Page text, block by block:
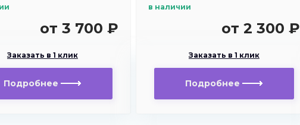
от 3 700 ₽
Заказать в 1 клик
Подробнее
в наличии
от 2 300 ₽
Заказать в 1 клик
Подробнее